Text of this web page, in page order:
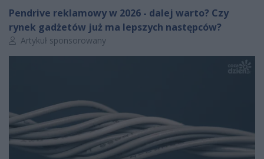
Pendrive reklamowy w 2026 - dalej warto? Czy
rynek gadżetów już ma lepszych następców?
Autor artykułu:
Artykuł sponsorowany